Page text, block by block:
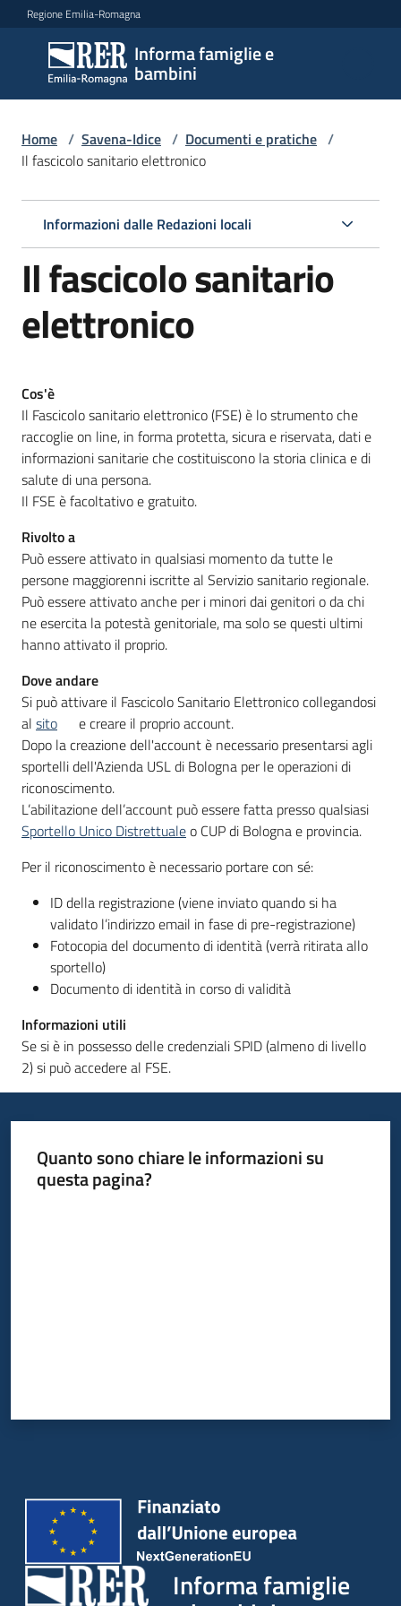
Vai al contenuto
Vai alla navigazione
Vai al footer
Regione Emilia-Romagna
Informa famiglie e
bambini
Informa
famiglie
e
bambini
Argomenti
Servizi
Centri
famiglie
Informazioni
locali
Newsletter
Home / Savena-Idice / Documenti e pratiche /
Il fascicolo sanitario elettronico
Informazioni dalle Redazioni locali
Il fascicolo sanitario
elettronico
Cos'è
Il Fascicolo sanitario elettronico (FSE) è lo strumento che
raccoglie on line, in forma protetta, sicura e riservata, dati e
informazioni sanitarie che costituiscono la storia clinica e di
salute di una persona.
Il FSE è facoltativo e gratuito.
Rivolto a
Può essere attivato in qualsiasi momento da tutte le
persone maggiorenni iscritte al Servizio sanitario regionale.
Può essere attivato anche per i minori dai genitori o da chi
ne esercita la potestà genitoriale, ma solo se questi ultimi
hanno attivato il proprio.
Dove andare
Si può attivare il Fascicolo Sanitario Elettronico collegandosi
al sito
e creare il proprio account.
Dopo la creazione dell'account è necessario presentarsi agli
sportelli dell'Azienda USL di Bologna per le operazioni di
riconoscimento.
L’abilitazione dell’account può essere fatta presso qualsiasi
Sportello Unico Distrettualeo CUP di Bologna e provincia.
Per il riconoscimento è necessario portare con sé:
ID della registrazione (viene inviato quando si ha
validato l’indirizzo email in fase di pre-registrazione)
Fotocopia del documento di identità (verrà ritirata allo
sportello)
Documento di identità in corso di validità
Informazioni utili
Se si è in possesso delle credenziali SPID (almeno di livello
2) si può accedere al FSE.
Quanto sono chiare le informazioni su
questa pagina?
Informa famiglie